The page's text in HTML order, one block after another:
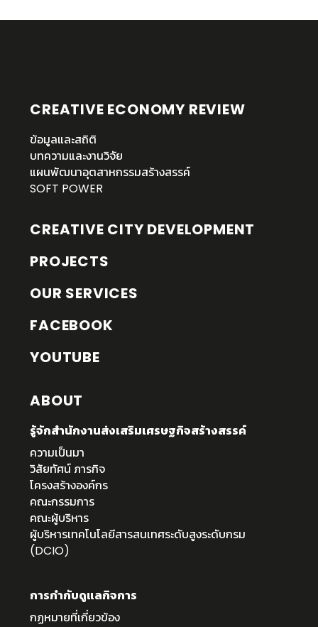
CREATIVE ECONOMY REVIEW
ข้อมูลและสถิติ
บทความและงานวิจัย
แผนพัฒนาอุตสาหกรรมสร้างสรรค์
SOFT POWER
CREATIVE CITY DEVELOPMENT
PROJECTS
OUR SERVICES
FACEBOOK
YOUTUBE
ABOUT
รู้จักสำนักงานส่งเสริมเศรษฐกิจสร้างสรรค์
ความเป็นมา
วิสัยทัศน์ ภารกิจ
โครงสร้างองค์กร
คณะกรรมการ
คณะผู้บริหาร
ผู้บริหารเทคโนโลยีสารสนเทศระดับสูงระดับกรม
(DCIO)
การกำกับดูแลกิจการ
กฏหมายที่เกี่ยวข้อง